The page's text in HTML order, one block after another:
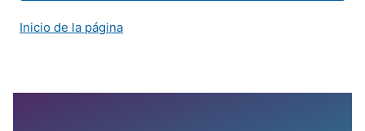
Inicio de la página